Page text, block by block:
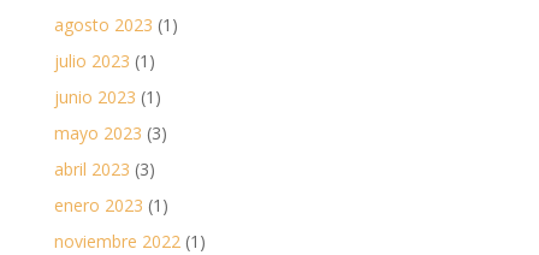
agosto 2023 (1)
julio 2023 (1)
junio 2023 (1)
mayo 2023 (3)
abril 2023 (3)
enero 2023 (1)
noviembre 2022(1)